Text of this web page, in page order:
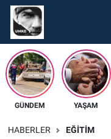
GÜNDEM YAŞAM
HABERLER EĞITIM
Gündem
Ekonomi
Spor
Nöbetçi
Hava Durumu
Namaz Vakitleri